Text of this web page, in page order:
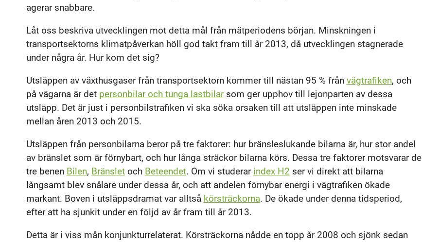
agerar snabbare.
Låt oss beskriva utvecklingen mot detta mål från mätperiodens början. Minskningen i
transportsektorns klimatpåverkan höll god takt fram till år 2013, då utvecklingen stagnerade
under några år. Hur kom det sig?
Utsläppen av växthusgaser från transportsektorn kommer till nästan 95 % från vägtrafiken, och
på vägarna är det personbilar och tunga lastbilarsom ger upphov till lejonparten av dessa
utsläpp. Det är just i personbilstrafiken vi ska söka orsaken till att utsläppen inte minskade
mellan åren 2013 och 2015.
Utsläppen från personbilarna beror på tre faktorer: hur bränsleslukande bilarna är, hur stor andel
av bränslet som är förnybart, och hur långa sträckor bilarna körs. Dessa tre faktorer motsvarar de
tre benen Bilen, Bränsletoch Beteendet. Om vi studerar index H2 ser vi direkt att bilarna
långsamt blev snålare under dessa år, och att andelen förnybar energi i vägtrafiken ökade
markant. Boven i utsläppsdramat var alltså körsträckorna. De ökade under denna tidsperiod,
efter att ha sjunkit under en följd av år fram till år 2013.
Detta är i viss mån konjunkturrelaterat. Körsträckorna nådde en topp år 2008 och sjönk sedan